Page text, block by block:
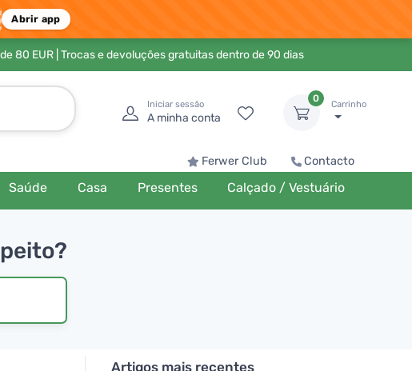
Abrir app
80 EUR| Trocas e devoluções gratuitas dentro de 90 dias
Iniciar sessão
A minha conta
0
Carrinho
Ferwer Club Contacto
Saúde Casa Presentes Calçado / Vestuário
Artigos mais recentes